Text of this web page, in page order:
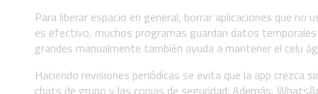
Para liberar espacio en general, borrar aplicaciones que no
es efectivo, muchos programas guardan datos
grandes manualmente también ayuda a mantener el celu
Haciendo revisiones periódicas se evita que la app crezca